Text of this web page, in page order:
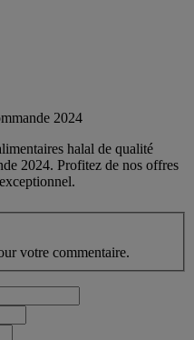
2024
halal de qualité
2024. Profitez de nos offres
votre commentaire.